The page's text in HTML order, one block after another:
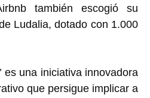
también escogió su
Ludalia, dotado con 1.000
es una iniciativa innovadora
que persigue implicar a